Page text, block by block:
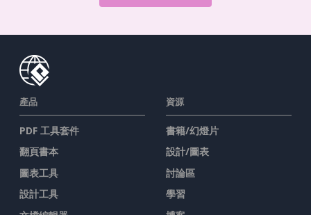
產品
PDF 工具套件
翻頁書本
圖表工具
設計工具
資源
書籍/幻燈片
設計/圖表
討論區
學習